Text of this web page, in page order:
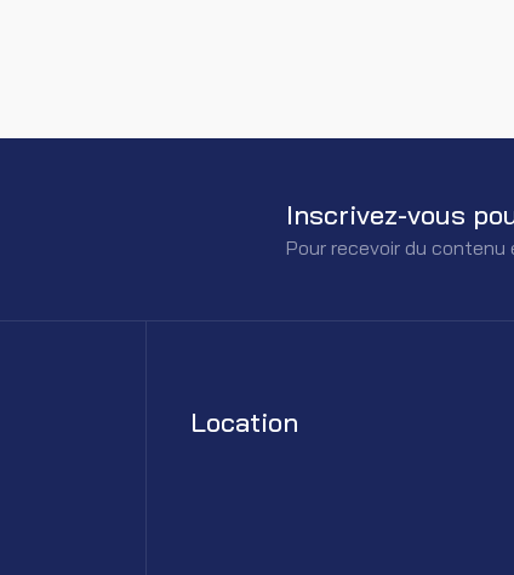
Inscrivez-vous
Pour recevoir du
Location